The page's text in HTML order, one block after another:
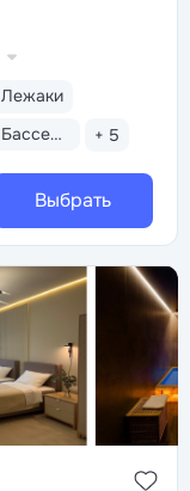
Лежаки
Бассейн закрытый + 5
Выбрать